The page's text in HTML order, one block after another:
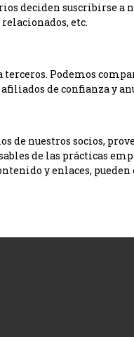
deciden suscribirse
etc.
Podemos
de confianza y
de nuestros socios,
de las prácticas
y enlaces,